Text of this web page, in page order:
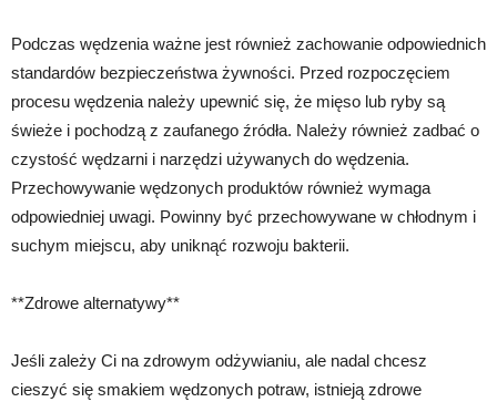
Podczas wędzenia ważne jest również zachowanie odpowiednich
standardów bezpieczeństwa żywności. Przed rozpoczęciem
procesu wędzenia należy upewnić się, że mięso lub ryby są
świeże i pochodzą z zaufanego źródła. Należy również zadbać o
czystość wędzarni i narzędzi używanych do wędzenia.
Przechowywanie wędzonych produktów również wymaga
odpowiedniej uwagi. Powinny być przechowywane w chłodnym i
suchym miejscu, aby uniknąć rozwoju bakterii.
**Zdrowe alternatywy**
Jeśli zależy Ci na zdrowym odżywianiu, ale nadal chcesz
cieszyć się smakiem wędzonych potraw, istnieją zdrowe